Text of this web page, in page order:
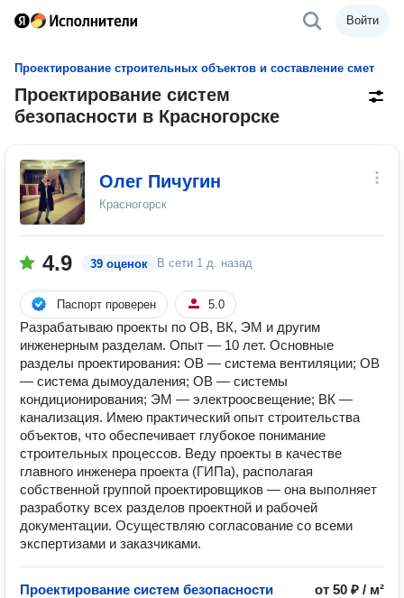
Войти
Проектирование строительных объектов и составление смет
Проектирование систем
безопасности в Красногорске
Олег Пичугин
Красногорск
4.9 39 оценок В сети 1 д. назад
Паспорт проверен 5.0
Разрабатываю проекты по ОВ, ВК, ЭМ и другим
инженерным разделам. Опыт — 10 лет. Основные
разделы проектирования: ОВ — система вентиляции; ОВ
— система дымоудаления; ОВ — системы
кондиционирования; ЭМ — электроосвещение; ВК —
канализация. Имею практический опыт строительства
объектов, что обеспечивает глубокое понимание
строительных процессов. Веду проекты в качестве
главного инженера проекта (ГИПа), располагая
собственной группой проектировщиков — она выполняет
разработку всех разделов проектной и рабочей
документации. Осуществляю согласование со всеми
экспертизами и заказчиками.
Проектирование систем безопасности от 50 ₽ / м²